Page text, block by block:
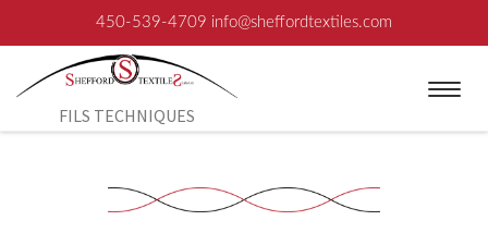
450-539-4709 info@sheffordtextiles.com
Aller au contenu
FILS TECHNIQUES